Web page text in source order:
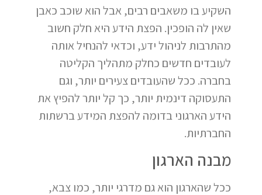
השקיע בו משאבים רבים, אבל הוא שוכב כאבן
שאין לה הופכין. הפצת הידע היא חלק חשוב
מהתרבות לניהול ידע, וכדאי להנחיל אותה
לעובדים חדשים כחלק מתהליך הקליטה
בחברה. ככל שהעובדים צעירים יותר, וגם
התעסוקה דינמית יותר, כך קל יותר להפיץ את
הידע הארגוני בדומה להפצת המידע ברשתות
החברתיות.
מבנה הארגון
ככל שהארגון הוא גם מדרגי יותר, כמו צבא,